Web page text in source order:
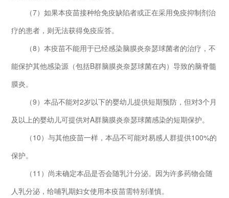
（7）如果本疫苗接种给免疫缺陷者或正在采用免疫抑制剂治
疗的患者，则无法获得免疫应答。
（8）本疫苗不能用于已经感染脑膜炎奈瑟球菌者的治疗，不
能保护其他感染源（包括B群脑膜炎奈瑟球菌在内）导致的脑脊髓
膜炎。
（9）本品不能对2岁以下的婴幼儿提供短期预防，但对3个月
及以上的婴幼儿可提供对A群脑膜炎奈瑟球菌感染的短期保护。
（10）与其他疫苗一样，本品不可能对易感人群提供100%的
保护。
（11）尚未确定本品是否会随乳汁分泌。因为许多药物会随
人乳分泌，给哺乳期妇女使用本疫苗需特别谨慎。